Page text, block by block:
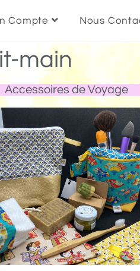
Compte Nous
main
Accessoires de Voyage